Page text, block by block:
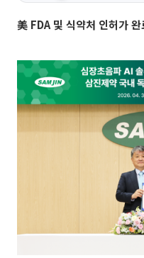
美 FDA 및 식약처 인허가